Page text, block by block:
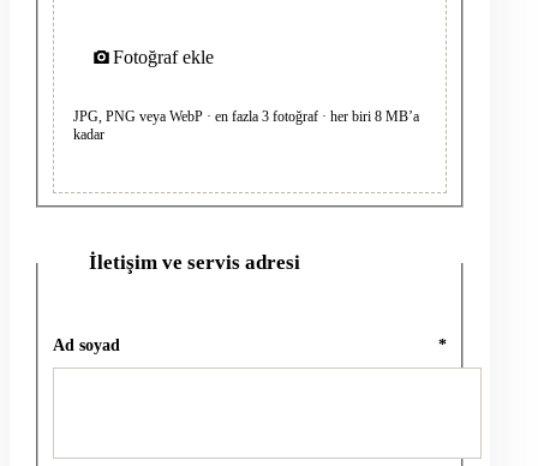
Fotoğraf ekle
JPG, PNG veya WebP · en fazla 3 fotoğraf · her biri 8 MB’a
kadar
İletişim ve servis adresi
Ad soyad *